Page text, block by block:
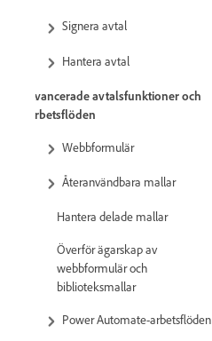
Signera avtal
Hantera avtal
Avancerade avtalsfunktioner och
arbetsflöden
Webbformulär
Återanvändbara mallar
Hantera delade mallar
Överför ägarskap av
webbformulär och
biblioteksmallar
Power Automate-arbetsflöden